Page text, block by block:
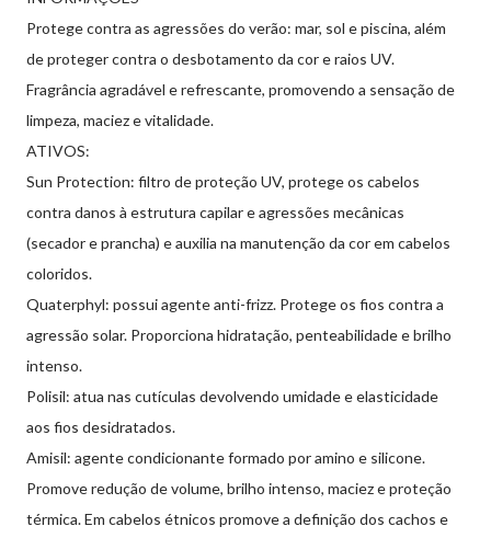
Protege contra as agressões do verão: mar, sol e piscina, além
de proteger contra o desbotamento da cor e raios UV.
Fragrância agradável e refrescante, promovendo a sensação de
limpeza, maciez e vitalidade.
ATIVOS:
Sun Protection: filtro de proteção UV, protege os cabelos
contra danos à estrutura capilar e agressões mecânicas
(secador e prancha) e auxilia na manutenção da cor em cabelos
coloridos.
Quaterphyl: possui agente anti-frizz. Protege os fios contra a
agressão solar. Proporciona hidratação, penteabilidade e brilho
intenso.
Polisil: atua nas cutículas devolvendo umidade e elasticidade
aos fios desidratados.
Amisil: agente condicionante formado por amino e silicone.
Promove redução de volume, brilho intenso, maciez e proteção
térmica. Em cabelos étnicos promove a definição dos cachos e